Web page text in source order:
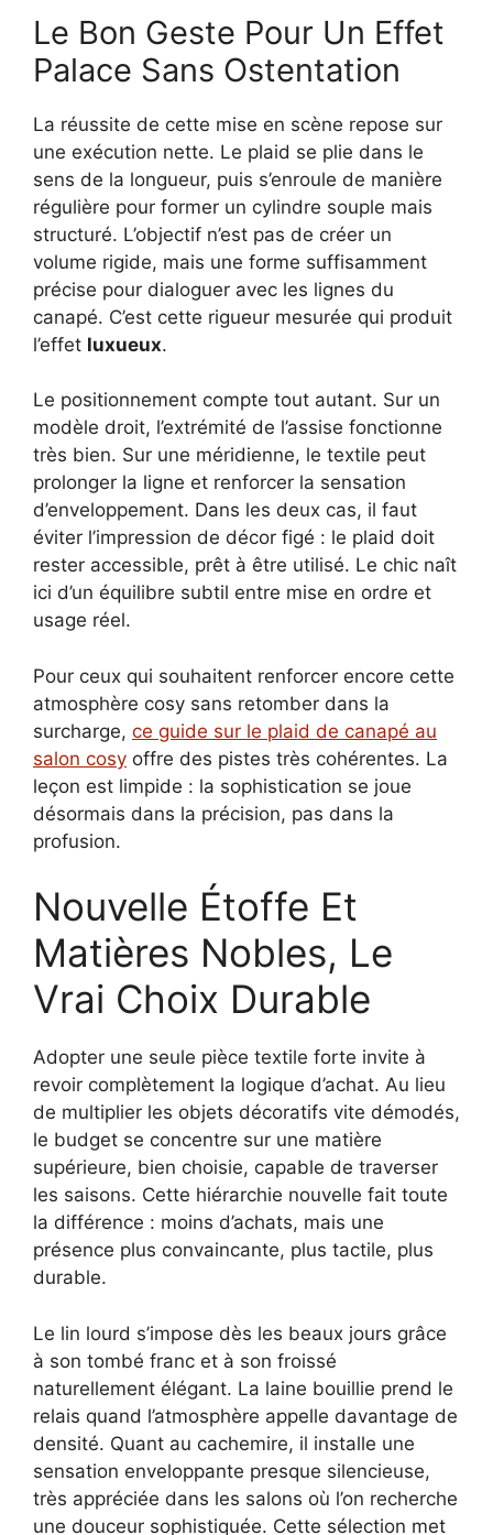
Le Bon Geste Pour Un Effet
Palace Sans Ostentation
La réussite de cette mise en scène repose sur
une exécution nette. Le plaid se plie dans le
sens de la longueur, puis s’enroule de manière
régulière pour former un cylindre souple mais
structuré. L’objectif n’est pas de créer un
volume rigide, mais une forme suffisamment
précise pour dialoguer avec les lignes du
canapé. C’est cette rigueur mesurée qui produit
l’effet luxueux.
Le positionnement compte tout autant. Sur un
modèle droit, l’extrémité de l’assise fonctionne
très bien. Sur une méridienne, le textile peut
prolonger la ligne et renforcer la sensation
d’enveloppement. Dans les deux cas, il faut
éviter l’impression de décor figé : le plaid doit
rester accessible, prêt à être utilisé. Le chic naît
ici d’un équilibre subtil entre mise en ordre et
usage réel.
Pour ceux qui souhaitent renforcer encore cette
atmosphère cosy sans retomber dans la
surcharge, ce guide sur le plaid de canapé au
salon cosy offre des pistes très cohérentes. La
leçon est limpide : la sophistication se joue
désormais dans la précision, pas dans la
profusion.
Nouvelle Étoffe Et
Matières Nobles, Le
Vrai Choix Durable
Adopter une seule pièce textile forte invite à
revoir complètement la logique d’achat. Au lieu
de multiplier les objets décoratifs vite démodés,
le budget se concentre sur une matière
supérieure, bien choisie, capable de traverser
les saisons. Cette hiérarchie nouvelle fait toute
la différence : moins d’achats, mais une
présence plus convaincante, plus tactile, plus
durable.
Le lin lourd s’impose dès les beaux jours grâce
à son tombé franc et à son froissé
naturellement élégant. La laine bouillie prend le
relais quand l’atmosphère appelle davantage de
densité. Quant au cachemire, il installe une
sensation enveloppante presque silencieuse,
très appréciée dans les salons où l’on recherche
une douceur sophistiquée. Cette sélection met